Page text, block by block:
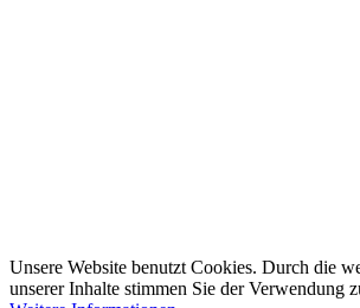
Unsere Website benutzt Cookies. Durch die
unserer Inhalte stimmen Sie der Verwendung